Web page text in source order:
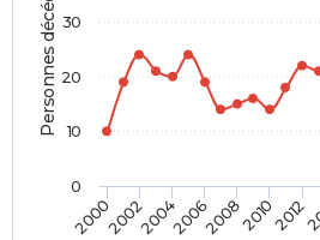
Personnes décédées
2000200220042006200820102012
0
10
20
30